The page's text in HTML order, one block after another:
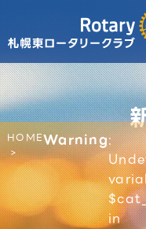
HOMEWarning:
in